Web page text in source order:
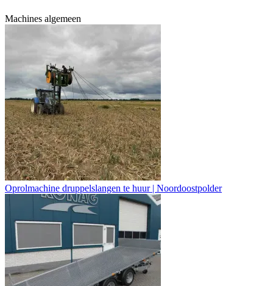
Machines algemeen
Oprolmachine druppelslangen te huur | Noordoostpolder